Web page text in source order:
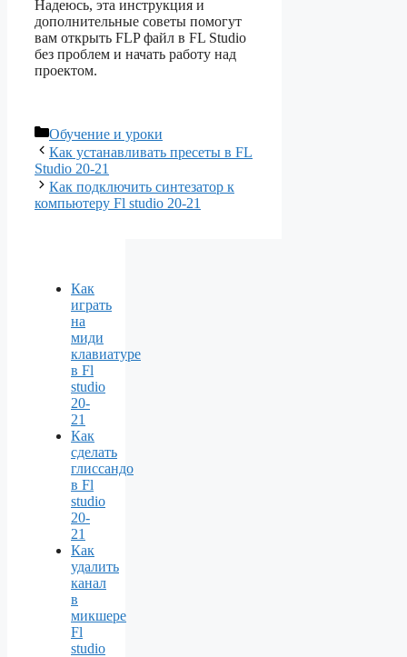
Надеюсь, эта инструкция и
дополнительные советы помогут
вам открыть FLP файл в FL Studio
без проблем и начать работу над
проектом.
Рубрики
Обучение и уроки
Как устанавливать пресеты в FL
Studio 20-21
Как подключить синтезатор к
компьютеру Fl studio 20-21
Как
играть
на
миди
клавиатуре
в Fl
studio
20-
21
Как
сделать
глиссандо
в Fl
studio
20-
21
Как
удалить
канал
в
микшере
Fl
studio